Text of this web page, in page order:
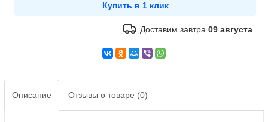
Доставим завтра09 августа
Описание Отзывы о товаре (0)